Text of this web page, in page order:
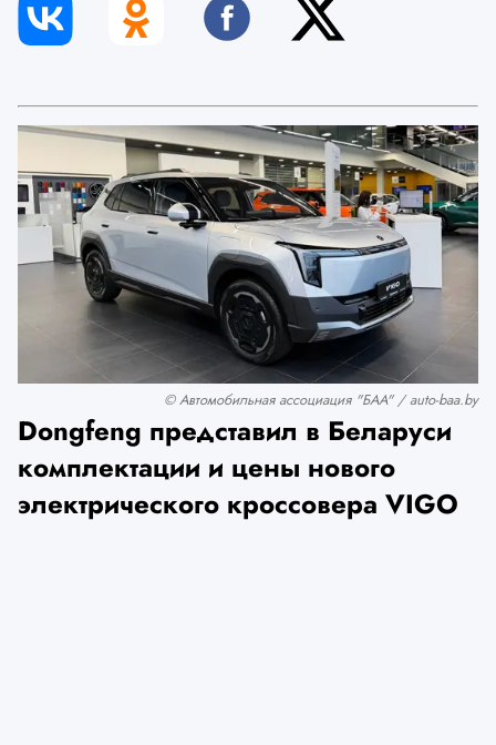
© Автомобильная ассоциация "БАА" / auto-baa.by
Dongfeng представил в Беларуси
комплектации и цены нового
электрического кроссовера VIGO